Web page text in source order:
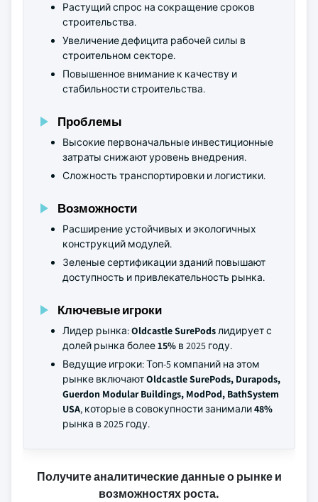
Растущий спрос на сокращение сроков
строительства.
Увеличение дефицита рабочей силы в
строительном секторе.
Повышенное внимание к качеству и
стабильности строительства.
Проблемы
Высокие первоначальные инвестиционные
затраты снижают уровень внедрения.
Сложность транспортировки и логистики.
Возможности
Расширение устойчивых и экологичных
конструкций модулей.
Зеленые сертификации зданий повышают
доступность и привлекательность рынка.
Ключевые игроки
Лидер рынка:Oldcastle SurePodsлидирует с
долей рынка более15% в 2025 году.
Ведущие игроки: Топ-5 компаний на этом
рынке включаютOldcastle SurePods, Durapods,
Guerdon Modular Buildings, ModPod, BathSystem
USA, которые в совокупности занимали48%
рынка в 2025 году.
Получите аналитические данные о рынке и
возможностях роста.